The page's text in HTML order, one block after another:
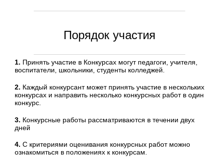
Порядок участия
1. Принять участие в Конкурсах могут педагоги, учителя,
воспитатели, школьники, студенты колледжей.
2. Каждый конкурсант может принять участие в нескольких
конкурсах и направить несколько конкурсных работ в один
конкурс.
3. Конкурсные работы рассматриваются в течении двух
дней
4. С критериями оценивания конкурсных работ можно
ознакомиться в положениях к конкурсам.